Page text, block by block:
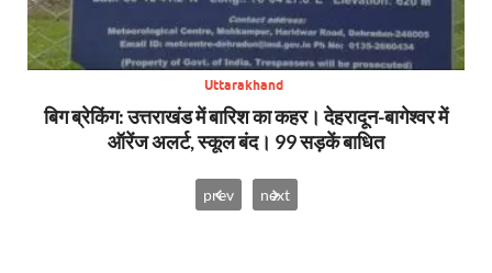
Uttarakhand
बिग ब्रेकिंग: उत्तराखंड में बारिश का कहर। देहरादून-बागेश्वर में
ऑरेंज अलर्ट, स्कूल बंद। 99 सड़कें बाधित
prev next